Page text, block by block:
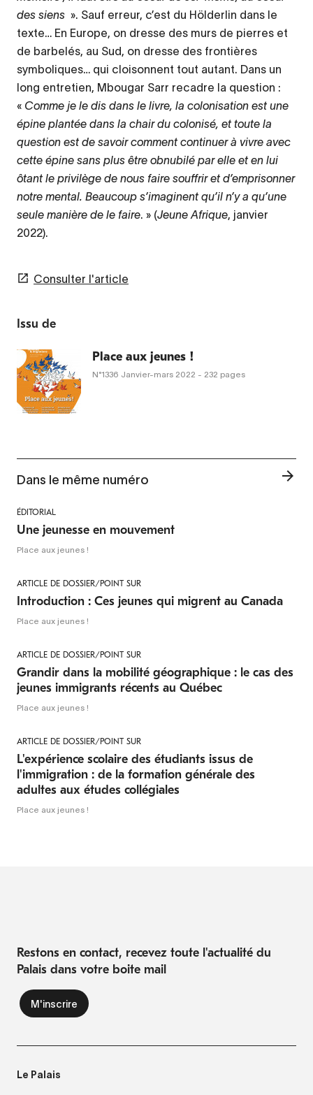
des siens ». Sauf erreur, c’est du Hölderlin dans le
texte… En Europe, on dresse des murs de pierres et
de barbelés, au Sud, on dresse des frontières
symboliques… qui cloisonnent tout autant. Dans un
long entretien, Mbougar Sarr recadre la question :
« Comme je le dis dans le livre, la colonisation est une
épine plantée dans la chair du colonisé, et toute la
question est de savoir comment continuer à vivre avec
cette épine sans plus être obnubilé par elle et en lui
ôtant le privilège de nous faire souffrir et d’emprisonner
notre mental. Beaucoup s’imaginent qu’il n’y a qu’une
seule manière de le faire. » (Jeune Afrique, janvier
2022).
Consulter l'article
Issu de
Place aux jeunes !
N°1336 Janvier-mars 2022 - 232 pages
Dans le même numéro
ÉDITORIAL
Une jeunesse en mouvement
Place aux jeunes !
ARTICLE DE DOSSIER/POINT SUR
Introduction : Ces jeunes qui migrent au Canada
Place aux jeunes !
ARTICLE DE DOSSIER/POINT SUR
Grandir dans la mobilité géographique : le cas des
jeunes immigrants récents au Québec
Place aux jeunes !
ARTICLE DE DOSSIER/POINT SUR
L'expérience scolaire des étudiants issus de
l'immigration : de la formation générale des
adultes aux études collégiales
Place aux jeunes !
Restons en contact, recevez toute l'actualité du
Palais dans votre boite mail
Le Palais